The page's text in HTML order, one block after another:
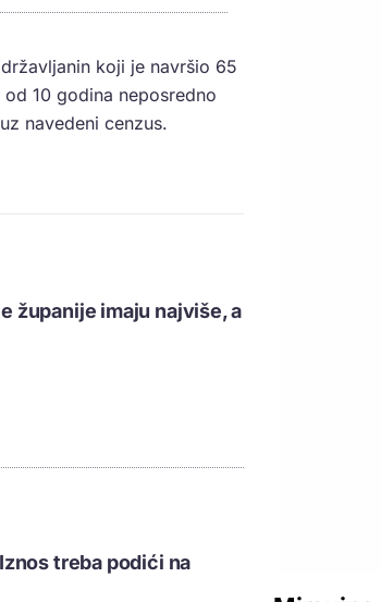
koji je navršio 65
10 godina neposredno
navedeni cenzus.
županije imaju najviše, a
treba podići na